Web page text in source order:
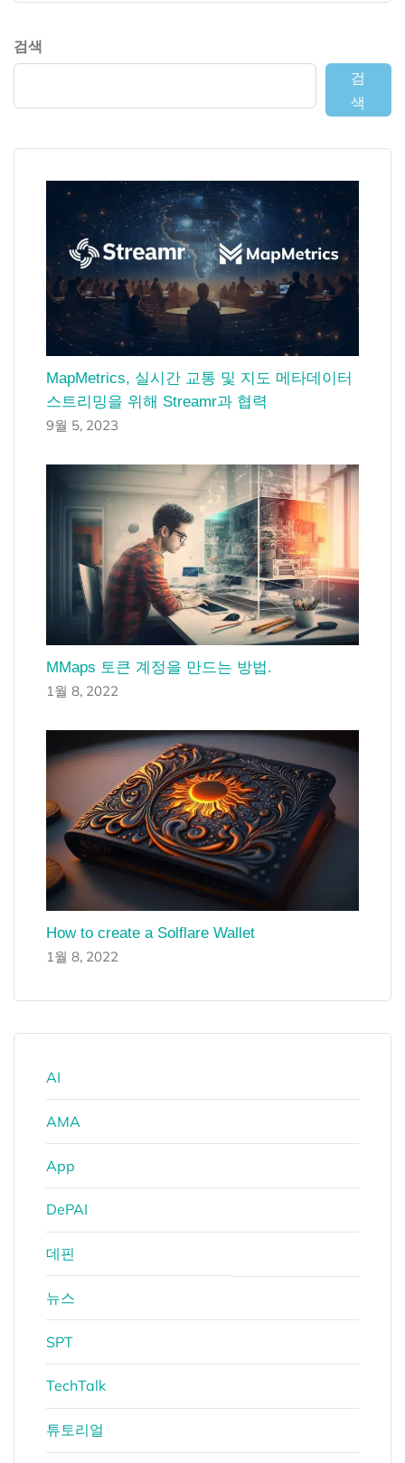
검색
검
색
MapMetrics, 실시간 교통 및 지도 메타데이터
스트리밍을 위해 Streamr과 협력
9월 5, 2023
MMaps 토큰 계정을 만드는 방법.
1월 8, 2022
How to create a Solflare Wallet
1월 8, 2022
AI
AMA
App
DePAI
데핀
뉴스
SPT
TechTalk
튜토리얼